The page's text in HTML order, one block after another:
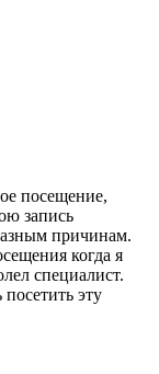
посещение,
запись
причинам.
когда я
специалист.
эту